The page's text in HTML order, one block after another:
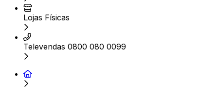
Lojas Físicas
Televendas 0800 080 0099